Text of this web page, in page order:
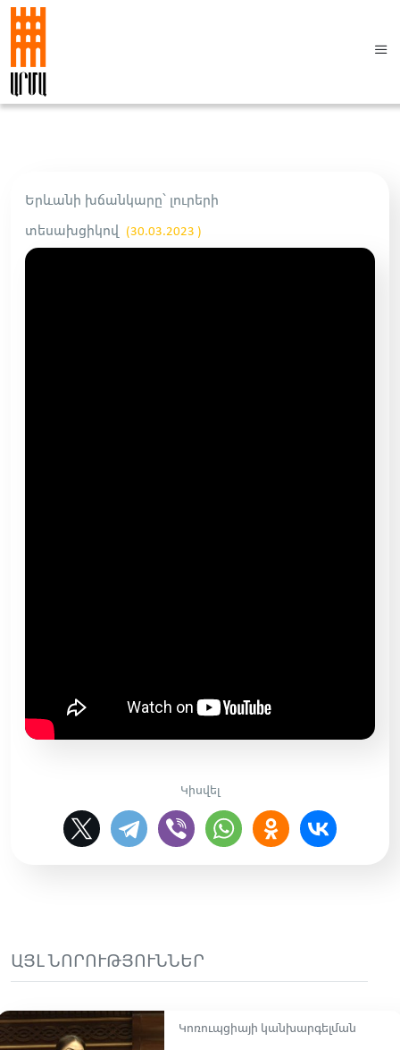
Երևանի խճանկարը՝ լուրերի
տեսախցիկով
(30.03.2023 )
Կիսվել
ԱՅԼ ՆՈՐՈՒԹՅՈՒՆՆԵՐ
Կոռուպցիայի կանխարգելման